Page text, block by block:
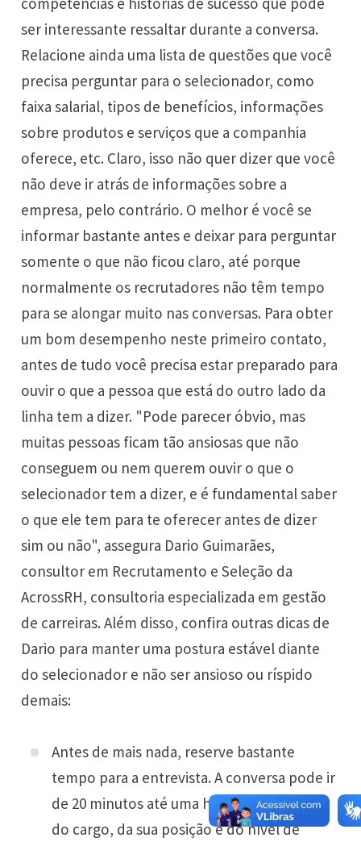
ser interessante ressaltar durante a conversa.
Relacione ainda uma lista de questões que você
precisa perguntar para o selecionador, como
faixa salarial, tipos de benefícios, informações
sobre produtos e serviços que a companhia
oferece, etc. Claro, isso não quer dizer que você
não deve ir atrás de informações sobre a
empresa, pelo contrário. O melhor é você se
informar bastante antes e deixar para perguntar
somente o que não ficou claro, até porque
normalmente os recrutadores não têm tempo
para se alongar muito nas conversas. Para obter
um bom desempenho neste primeiro contato,
antes de tudo você precisa estar preparado para
ouvir o que a pessoa que está do outro lado da
linha tem a dizer. "Pode parecer óbvio, mas
muitas pessoas ficam tão ansiosas que não
conseguem ou nem querem ouvir o que o
selecionador tem a dizer, e é fundamental saber
o que ele tem para te oferecer antes de dizer
sim ou não", assegura Dario Guimarães,
consultor em Recrutamento e Seleção da
AcrossRH, consultoria especializada em gestão
de carreiras. Além disso, confira outras dicas de
Dario para manter uma postura estável diante
do selecionador e não ser ansioso ou ríspido
demais:
Antes de mais nada, reserve bastante
tempo para a entrevista. A conversa pode ir
de 20 minutos até uma hora, dependendo
do cargo, da sua posição e do nível de